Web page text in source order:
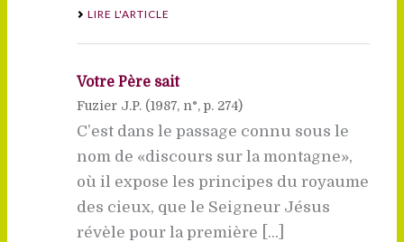
LIRE L'ARTICLE
Votre Père sait
Fuzier J.P. (1987, n°, p. 274)
C’est dans le passage connu sous le
nom de «discours sur la montagne»,
où il expose les principes du royaume
des cieux, que le Seigneur Jésus
révèle pour la première [...]